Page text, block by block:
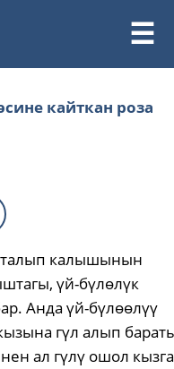
кайткан роза
калышынын
үй-бүлөлүк
Анда үй-бүлөөлүү
гүл алып
ал гүлү ошол кызга